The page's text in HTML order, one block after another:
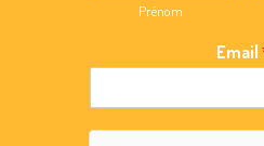
Prénom
Email